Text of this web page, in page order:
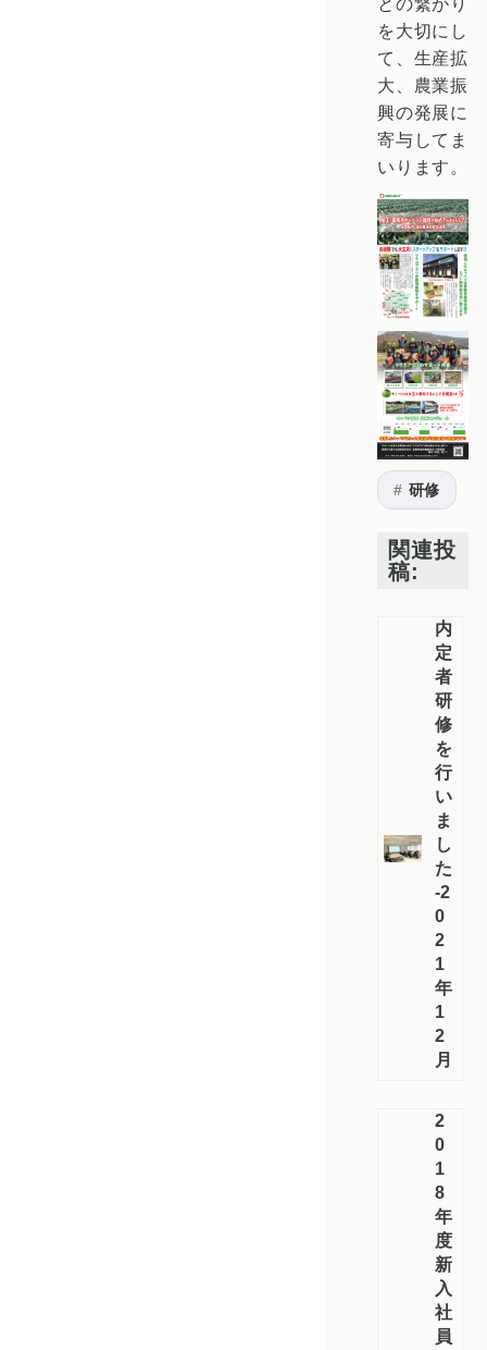
を大切にし
て、生産拡
大、農業振
興の発展に
寄与してま
いります。
研修
関連投
稿:
内
定
者
研
修
を
行
い
ま
し
た！
-2
0
2
1
年
1
2
月
2
0
1
8
年
度
新
入
社
員